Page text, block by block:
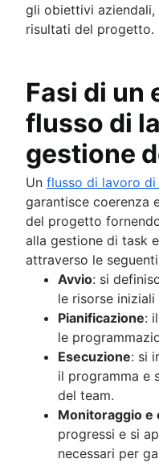
gli obiettivi
risultati del progetto.
Fasi di un
flusso di
gestione
Un flusso di lavoro
garantisce coerenza
del progetto
alla gestione di task
attraverso le
Avvio: si
le risorse
Pianificazione:
le
Esecuzione: si
il programma e
del team.
Monitoraggio e
progressi e si
necessari per